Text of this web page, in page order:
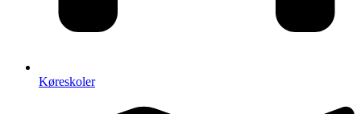
Køreskoler